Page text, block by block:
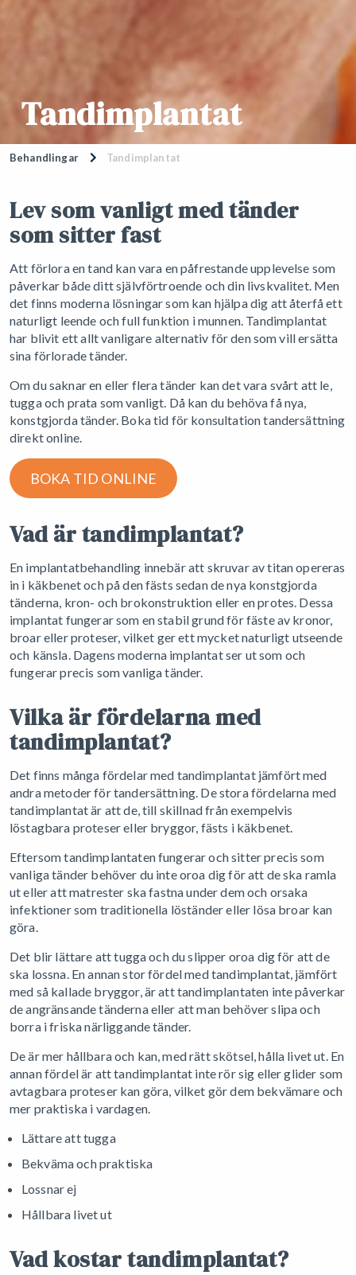
Tandimplantat
Behandlingar Tandimplantat
Lev som vanligt med tänder
som sitter fast
Att förlora en tand kan vara en påfrestande upplevelse som
påverkar både ditt självförtroende och din livskvalitet. Men
det finns moderna lösningar som kan hjälpa dig att återfå ett
naturligt leende och full funktion i munnen. Tandimplantat
har blivit ett allt vanligare alternativ för den som vill ersätta
sina förlorade tänder.
Om du saknar en eller flera tänder kan det vara svårt att le,
tugga och prata som vanligt. Då kan du behöva få nya,
konstgjorda tänder. Boka tid för konsultation tandersättning
direkt online.
BOKA TID ONLINE
Vad är tandimplantat?
En implantatbehandling innebär att skruvar av titan opereras
in i käkbenet och på den fästs sedan de nya konstgjorda
tänderna, kron- och brokonstruktion eller en protes. Dessa
implantat fungerar som en stabil grund för fäste av kronor,
broar eller proteser, vilket ger ett mycket naturligt utseende
och känsla. Dagens moderna implantat ser ut som och
fungerar precis som vanliga tänder.
Vilka är fördelarna med
tandimplantat?
Det finns många fördelar med tandimplantat jämfört med
andra metoder för tandersättning. De stora fördelarna med
tandimplantat är att de, till skillnad från exempelvis
löstagbara proteser eller bryggor, fästs i käkbenet.
Eftersom tandimplantaten fungerar och sitter precis som
vanliga tänder behöver du inte oroa dig för att de ska ramla
ut eller att matrester ska fastna under dem och orsaka
infektioner som traditionella löständer eller lösa broar kan
göra.
Det blir lättare att tugga och du slipper oroa dig för att de
ska lossna. En annan stor fördel med tandimplantat, jämfört
med så kallade bryggor, är att tandimplantaten inte påverkar
de angränsande tänderna eller att man behöver slipa och
borra i friska närliggande tänder.
De är mer hållbara och kan, med rätt skötsel, hålla livet ut. En
annan fördel är att tandimplantat inte rör sig eller glider som
avtagbara proteser kan göra, vilket gör dem bekvämare och
mer praktiska i vardagen.
Lättare att tugga
Bekväma och praktiska
Lossnar ej
Hållbara livet ut
Vad kostar tandimplantat?